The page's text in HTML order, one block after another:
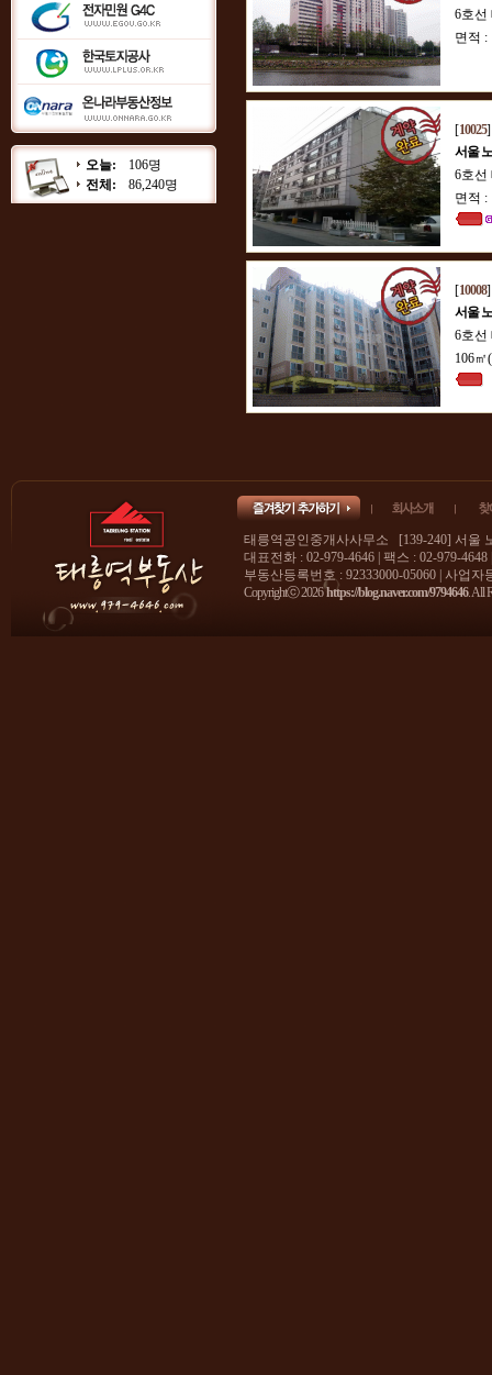
오늘:
106명
전체:
86,240명
6호선
면적 :
[10025
서울
6호선
면적 :
[10008
서울
6호선
106㎡
태릉역공인중개사사무소 [139-240] 서울
대표전화 : 02-979-4646 | 팩스 : 02-979-4648
부동산등록번호 : 92333000-05060 | 사업
Copyrightⓒ 2026 https://blog.naver.com/9794646. All